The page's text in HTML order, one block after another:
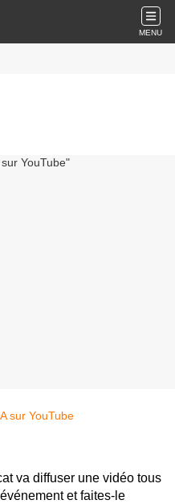
MENU
va diffuser une vidéo tous
et faites-le